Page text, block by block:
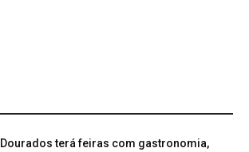
Dourados terá feiras com gastronomia,